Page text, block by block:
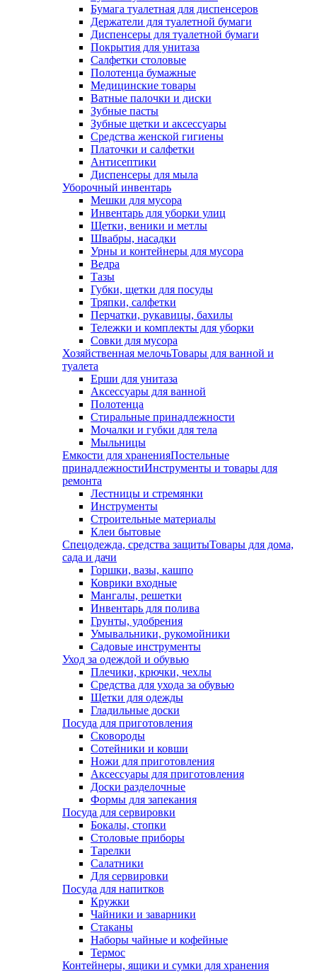
Бумага туалетная для диспенсеров
Держатели для туалетной бумаги
Диспенсеры для туалетной бумаги
Покрытия для унитаза
Салфетки столовые
Полотенца бумажные
Медицинские товары
Ватные палочки и диски
Зубные пасты
Зубные щетки и аксессуары
Средства женской гигиены
Платочки и салфетки
Антисептики
Диспенсеры для мыла
Уборочный инвентарь
Мешки для мусора
Инвентарь для уборки улиц
Щетки, веники и метлы
Швабры, насадки
Урны и контейнеры для мусора
Ведра
Тазы
Губки, щетки для посуды
Тряпки, салфетки
Перчатки, рукавицы, бахилы
Тележки и комплекты для уборки
Совки для мусора
Хозяйственная мелочьТовары для ванной и
туалета
Ерши для унитаза
Аксессуары для ванной
Полотенца
Стиральные принадлежности
Мочалки и губки для тела
Мыльницы
Емкости для храненияПостельные
принадлежностиИнструменты и товары для
ремонта
Лестницы и стремянки
Инструменты
Строительные материалы
Клеи бытовые
Спецодежда, средства защитыТовары для дома,
сада и дачи
Горшки, вазы, кашпо
Коврики входные
Мангалы, решетки
Инвентарь для полива
Грунты, удобрения
Умывальники, рукомойники
Садовые инструменты
Уход за одеждой и обувью
Плечики, крючки, чехлы
Средства для ухода за обувью
Щетки для одежды
Гладильные доски
Посуда для приготовления
Сковороды
Сотейники и ковши
Ножи для приготовления
Аксессуары для приготовления
Доски разделочные
Формы для запекания
Посуда для сервировки
Бокалы, стопки
Столовые приборы
Тарелки
Салатники
Для сервировки
Посуда для напитков
Кружки
Чайники и заварники
Стаканы
Наборы чайные и кофейные
Термос
Контейнеры, ящики и сумки для хранения